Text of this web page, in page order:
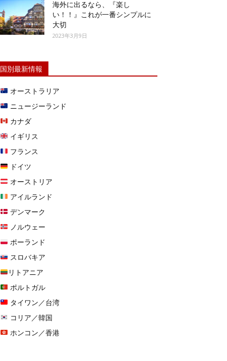
海外に出るなら、『楽し
い！！』これが一番シンプルに
大切
2023年3月9日
国別最新情報
オーストラリア
ニュージーランド
カナダ
イギリス
フランス
ドイツ
オーストリア
アイルランド
デンマーク
ノルウェー
ポーランド
スロバキア
リトアニア
ポルトガル
タイワン／台湾
コリア／韓国
ホンコン／香港